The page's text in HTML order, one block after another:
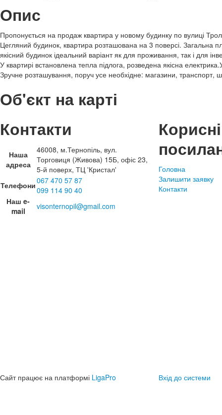
Опис
Пропонується на продаж квартира у новому будинку по вулиці
Цегляний будинок, квартира розташована на 3 поверсі. Загальна
якісний будинок ідеальний варіант як для проживання, так і для
У квартирі встановлена тепла підлога, розведена якісна
Зручне розташування, поруч усе необхідне: магазини, транспорт,
Об'єкт на карті
Контакти
Наша
адреса
46008, м.Тернопіль, вул.
Торговиця (Живова) 15Б, офіс 23,
5-й поверх, ТЦ 'Кристал'
Телефони067 470 57 87
099 114 90 40
Наш e-
mail
visonternopil@gmail.com
Корисні
Головна
Залишити заявку
Контакти
Сайт працює на платформі LigaPro Вхід до системи